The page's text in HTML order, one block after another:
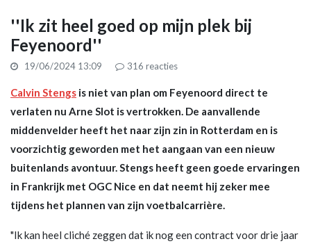
''Ik zit heel goed op mijn plek bij
Feyenoord''
19/06/2024 13:09 316 reacties
Calvin Stengs is niet van plan om Feyenoord direct te
verlaten nu Arne Slot is vertrokken. De aanvallende
middenvelder heeft het naar zijn zin in Rotterdam en is
voorzichtig geworden met het aangaan van een nieuw
buitenlands avontuur. Stengs heeft geen goede ervaringen
in Frankrijk met OGC Nice en dat neemt hij zeker mee
tijdens het plannen van zijn voetbalcarrière.
"Ik kan heel cliché zeggen dat ik nog een contract voor drie jaar